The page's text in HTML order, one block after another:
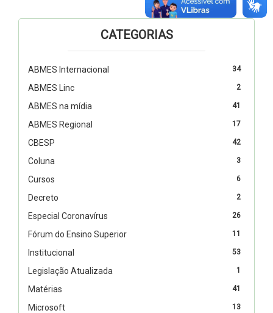
CATEGORIAS
34
ABMES Internacional
2
ABMES Linc
41
ABMES na mídia
17
ABMES Regional
42
CBESP
3
Coluna
6
Cursos
2
Decreto
26
Especial Coronavírus
11
Fórum do Ensino Superior
53
Institucional
1
Legislação Atualizada
41
Matérias
13
Microsoft